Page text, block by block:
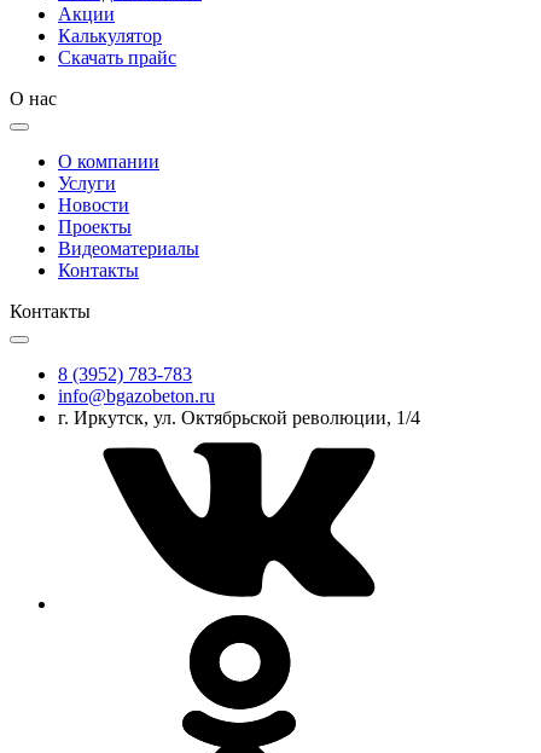
Акции
Калькулятор
Скачать прайс
О нас
О компании
Услуги
Новости
Проекты
Видеоматериалы
Контакты
Контакты
8 (3952) 783-783
info@bgazobeton.ru
г. Иркутск, ул. Октябрьской революции, 1/4